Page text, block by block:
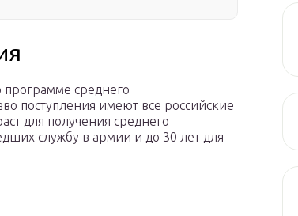
среднего
поступления имеют все российские
для получения среднего
службу в армии и до 30 лет для